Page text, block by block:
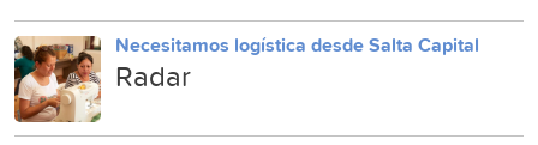
Necesitamos logística desde Salta Capital
Radar